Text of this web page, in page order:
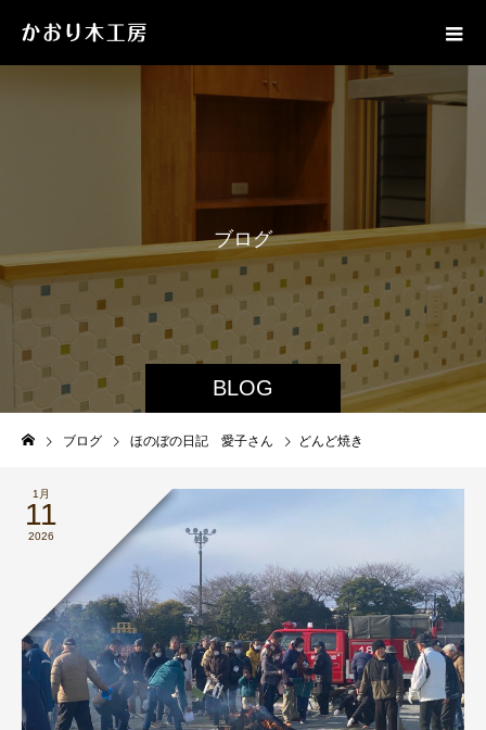
BLOG
ブログ
ブログ ほのぼの日記 愛子さん どんど焼き
1月
11
2026